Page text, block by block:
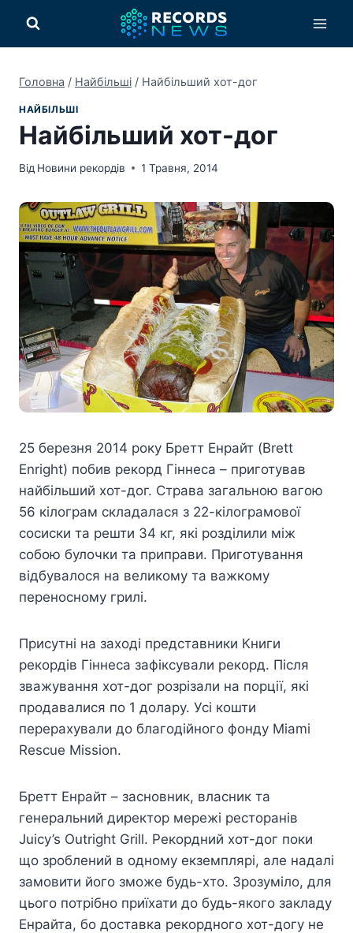
вмісту
Головна / Найбільші / Найбільший хот-дог
НАЙБІЛЬШІ
Найбільший хот-дог
Від Новини рекордів 1 Травня, 2014
25 березня 2014 року Бретт Енрайт (Brett
Enright) побив рекорд Гіннеса – приготував
найбільший хот-дог. Страва загальною вагою
56 кілограм складалася з 22-кілограмової
сосиски та решти 34 кг, які розділили між
собою булочки та приправи. Приготування
відбувалося на великому та важкому
переносному грилі.
Присутні на заході представники Книги
рекордів Гіннеса зафіксували рекорд. Після
зважування хот-дог розрізали на порції, які
продавалися по 1 долару. Усі кошти
перерахували до благодійного фонду Miami
Rescue Mission.
Бретт Енрайт – засновник, власник та
генеральний директор мережі ресторанів
Juicy’s Outright Grill. Рекордний хот-дог поки
що зроблений в одному екземплярі, але надалі
замовити його зможе будь-хто. Зрозуміло, для
цього потрібно приїхати до будь-якого закладу
Енрайта, бо доставка рекордного хот-догу не